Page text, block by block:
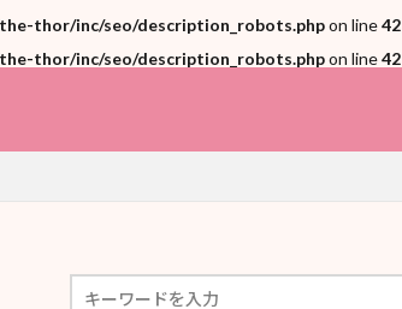
thor/inc/seo/description_robots.phpon line42
thor/inc/seo/description_robots.phpon line42